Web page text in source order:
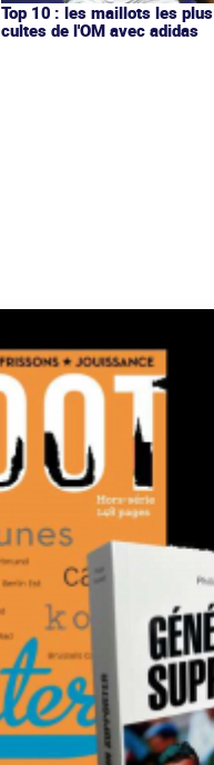
Top 10 : les maillots les plus
cultes de l'OM avec adidas